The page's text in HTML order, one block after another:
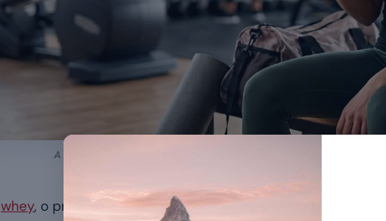
A digestione rapida, la whey fornisce ai muscoli gli amminoacidi
whey, o proteina del siero del latte, è ampiamente